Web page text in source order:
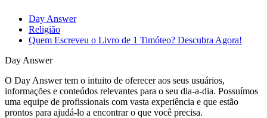
Day Answer
Religião
Quem Escreveu o Livro de 1 Timóteo? Descubra Agora!
Day Answer
O Day Answer tem o intuito de oferecer aos seus usuários,
informações e conteúdos relevantes para o seu dia-a-dia. Possuímos
uma equipe de profissionais com vasta experiência e que estão
prontos para ajudá-lo a encontrar o que você precisa.